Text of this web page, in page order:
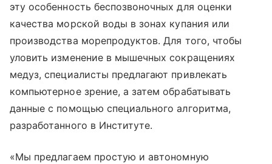
эту особенность беспозвоночных для оценки
качества морской воды в зонах купания или
производства морепродуктов. Для того, чтобы
уловить изменение в мышечных сокращениях
медуз, специалисты предлагают привлекать
компьютерное зрение, а затем обрабатывать
данные с помощью специального алгоритма,
разработанного в Институте.
«Мы предлагаем простую и автономную